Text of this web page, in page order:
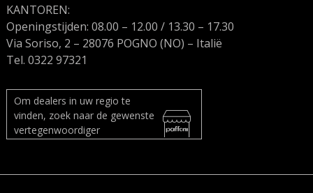
KANTOREN:
Openingstijden: 08.00 – 12.00 / 13.30 – 17.30
Via Soriso, 2 – 28076 POGNO (NO) – Italië
Tel. 0322 97321
Om dealers in uw regio te
vinden, zoek naar de gewenste
vertegenwoordiger